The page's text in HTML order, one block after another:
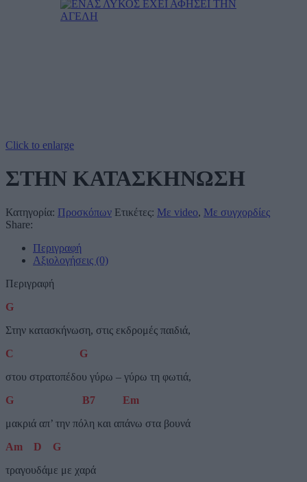
Click to enlarge
ΣΤΗΝ ΚΑΤΑΣΚΗΝΩΣΗ
Κατηγορία: Προσκόπων Ετικέτες: Με video, Με συγχορδίες
Share:
Περιγραφή
Αξιολογήσεις (0)
Περιγραφή
G
Στην κατασκήνωση, στις εκδρομές παιδιά,
C
G
στου στρατοπέδου γύρω – γύρω τη φωτιά,
G
B7 Em
μακριά απ’ την πόλη και απάνω στα βουνά
Am
D
G
τραγουδάμε με χαρά